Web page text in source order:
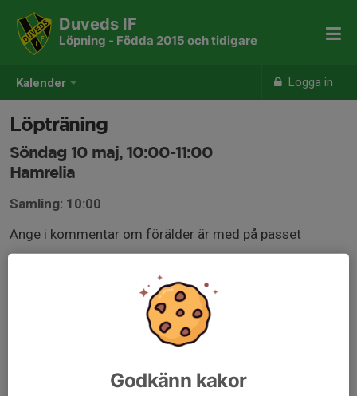
Kalender Logga in
Duveds IF
Löpning - Födda 2015 och tidigare
Löpträning
Söndag 10 maj, 10:00-11:00
Hamrelia
Samling: 10:00
Ange i kommentar om förälder är med på passet
Godkänn kakor